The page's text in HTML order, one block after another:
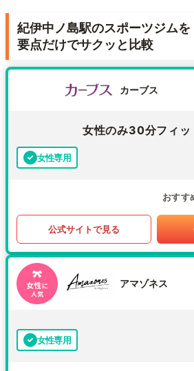
紀伊中ノ島駅のスポーツジムを
要点だけでサクッと比較
カーブス
女性のみ30分フィッ
女性専用
おすす
公式サイトで見る
アマゾネス
女性専用